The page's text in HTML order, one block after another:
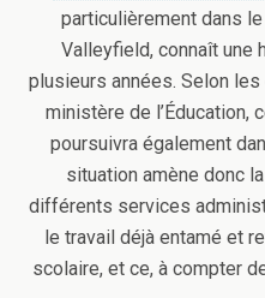
particulièrement dans
Valleyfield, connaît une
plusieurs années. Selon
ministère de l’Éducation,
poursuivra également
situation amène donc
différents services
le travail déjà entamé et
scolaire, et ce, à compter